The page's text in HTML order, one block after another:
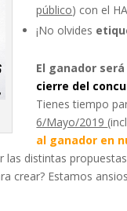
público) con el
¡No olvides
El ganador
cierre del
Tienes tiempo
6/Mayo/2019
al ganador en
distintas
crear? Estamos